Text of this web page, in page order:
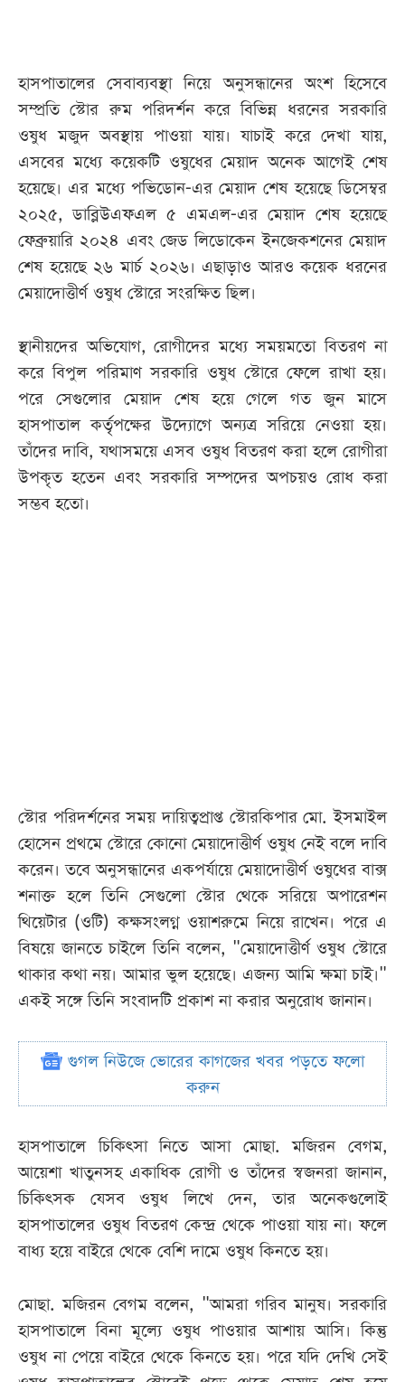
হাসপাতালের সেবাব্যবস্থা নিয়ে অনুসন্ধানের অংশ হিসেবে
সম্প্রতি স্টোর রুম পরিদর্শন করে বিভিন্ন ধরনের সরকারি
ওষুধ মজুদ অবস্থায় পাওয়া যায়। যাচাই করে দেখা যায়,
এসবের মধ্যে কয়েকটি ওষুধের মেয়াদ অনেক আগেই শেষ
হয়েছে। এর মধ্যে পভিডোন-এর মেয়াদ শেষ হয়েছে ডিসেম্বর
২০২৫, ডাব্লিউএফএল ৫ এমএল-এর মেয়াদ শেষ হয়েছে
ফেব্রুয়ারি ২০২৪ এবং জেড লিডোকেন ইনজেকশনের মেয়াদ
শেষ হয়েছে ২৬ মার্চ ২০২৬। এছাড়াও আরও কয়েক ধরনের
মেয়াদোত্তীর্ণ ওষুধ স্টোরে সংরক্ষিত ছিল।
স্থানীয়দের অভিযোগ, রোগীদের মধ্যে সময়মতো বিতরণ না
করে বিপুল পরিমাণ সরকারি ওষুধ স্টোরে ফেলে রাখা হয়।
পরে সেগুলোর মেয়াদ শেষ হয়ে গেলে গত জুন মাসে
হাসপাতাল কর্তৃপক্ষের উদ্যোগে অন্যত্র সরিয়ে নেওয়া হয়।
তাঁদের দাবি, যথাসময়ে এসব ওষুধ বিতরণ করা হলে রোগীরা
উপকৃত হতেন এবং সরকারি সম্পদের অপচয়ও রোধ করা
সম্ভব হতো।
স্টোর পরিদর্শনের সময় দায়িত্বপ্রাপ্ত স্টোরকিপার মো. ইসমাইল
হোসেন প্রথমে স্টোরে কোনো মেয়াদোত্তীর্ণ ওষুধ নেই বলে দাবি
করেন। তবে অনুসন্ধানের একপর্যায়ে মেয়াদোত্তীর্ণ ওষুধের বাক্স
শনাক্ত হলে তিনি সেগুলো স্টোর থেকে সরিয়ে অপারেশন
থিয়েটার (ওটি) কক্ষসংলগ্ন ওয়াশরুমে নিয়ে রাখেন। পরে এ
বিষয়ে জানতে চাইলে তিনি বলেন, "মেয়াদোত্তীর্ণ ওষুধ স্টোরে
থাকার কথা নয়। আমার ভুল হয়েছে। এজন্য আমি ক্ষমা চাই।"
একই সঙ্গে তিনি সংবাদটি প্রকাশ না করার অনুরোধ জানান।
গুগল নিউজে ভোরের কাগজের খবর পড়তে ফলো
করুন
হাসপাতালে চিকিৎসা নিতে আসা মোছা. মজিরন বেগম,
আয়েশা খাতুনসহ একাধিক রোগী ও তাঁদের স্বজনরা জানান,
চিকিৎসক যেসব ওষুধ লিখে দেন, তার অনেকগুলোই
হাসপাতালের ওষুধ বিতরণ কেন্দ্র থেকে পাওয়া যায় না। ফলে
বাধ্য হয়ে বাইরে থেকে বেশি দামে ওষুধ কিনতে হয়।
মোছা. মজিরন বেগম বলেন, "আমরা গরিব মানুষ। সরকারি
হাসপাতালে বিনা মূল্যে ওষুধ পাওয়ার আশায় আসি। কিন্তু
ওষুধ না পেয়ে বাইরে থেকে কিনতে হয়। পরে যদি দেখি সেই